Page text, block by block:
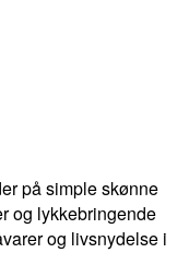
på simple skønne
og lykkebringende
og livsnydelse i